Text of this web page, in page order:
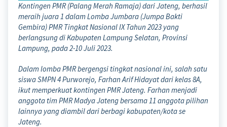
Kontingen PMR (Palang Merah Ramaja) dari Jateng, berhasil
meraih juara 1 dalam Lomba Jumbara (Jumpa Bakti
Gembira) PMR Tingkat Nasional IX Tahun 2023 yang
berlangsung di Kabupaten Lampung Selatan, Provinsi
Lampung, pada 2-10 Juli 2023.
Dalam lomba PMR bergengsi tingkat nasional ini, salah satu
siswa SMPN 4 Purworejo, Farhan Arif Hidayat dari kelas 8A,
ikut memperkuat kontingen PMR Jateng. Farhan menjadi
anggota tim PMR Madya Jateng bersama 11 anggota pilihan
lainnya yang diambil dari berbagi kabupaten/kota se
Jateng.